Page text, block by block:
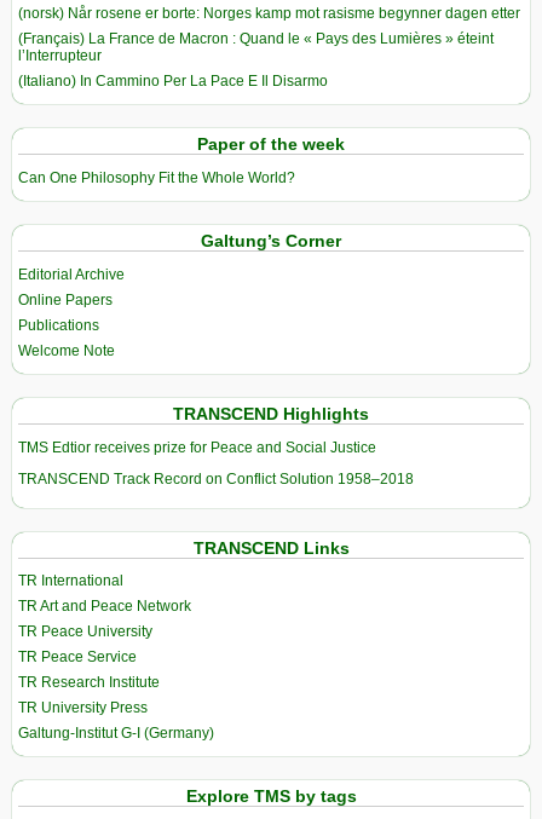
(norsk) Når rosene er borte: Norges kamp mot rasisme begynner dagen etter
(Français) La France de Macron : Quand le « Pays des Lumières » éteint
l’Interrupteur
(Italiano) In Cammino Per La Pace E Il Disarmo
Paper of the week
Can One Philosophy Fit the Whole World?
Galtung’s Corner
Editorial Archive
Online Papers
Publications
Welcome Note
TRANSCEND Highlights
TMS Edtior receives prize for Peace and Social Justice
TRANSCEND Track Record on Conflict Solution 1958–2018
TRANSCEND Links
TR International
TR Art and Peace Network
TR Peace University
TR Peace Service
TR Research Institute
TR University Press
Galtung-Institut G-I (Germany)
Explore TMS by tags